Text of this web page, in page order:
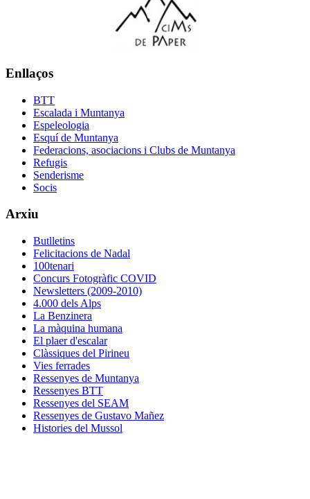
Enllaços
BTT
Escalada i Muntanya
Espeleologia
Esquí de Muntanya
Federacions, asociacions i Clubs de Muntanya
Refugis
Senderisme
Socis
Arxiu
Butlletins
Felicitacions de Nadal
100tenari
Concurs Fotogràfic COVID
Newsletters (2009-2010)
4.000 dels Alps
La Benzinera
La màquina humana
El plaer d'escalar
Clàssiques del Pirineu
Vies ferrades
Ressenyes de Muntanya
Ressenyes BTT
Ressenyes del SEAM
Ressenyes de Gustavo Mañez
Histories del Mussol